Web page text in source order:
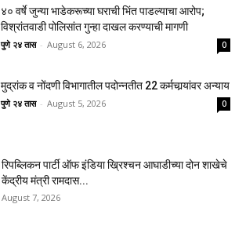
४० वर्षे जुन्या भाडेकरूच्या घराची भिंत पाडल्याचा आरोप;
विश्रांतवाडी पोलिसांत गुन्हा दाखल करण्याची मागणी
पुणे २४ तास - August 6, 2026 0
मुद्रांक व नोंदणी विभागातील पदोन्नतीत 22 कर्मचार्‍यांवर अन्याय
पुणे २४ तास - August 5, 2026 0
रिपब्लिकन पार्टी ऑफ इंडिया ख्रिश्चन आघाडीच्या दोन शाखेचे
केंद्रीय मंत्री रामदास...
August 7, 2026